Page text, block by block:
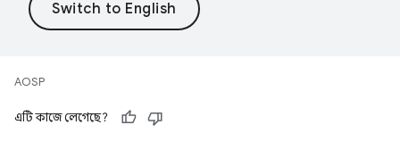
AOSP
এটি কাজে লেগেছে?